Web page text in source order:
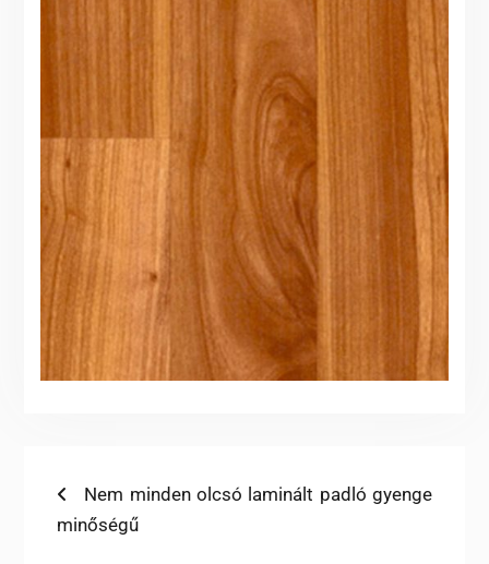
Bejegyzés
navigáció
Previous
post:
Nem minden olcsó laminált padló gyenge
minőségű